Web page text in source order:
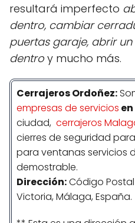
resultará imperfecto
dentro, cambiar
puertas garaje, abrir
dentro y mucho más.
Cerrajeros Ordoñez:
empresas de servicios
ciudad, cerrajeros
cierres de seguridad
para ventanas servicios
demostrable.
Dirección:Código
Victoria, Málaga, España.